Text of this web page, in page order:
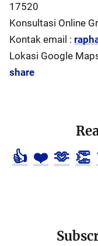
17520
Konsultasi Online
Kontak email :
Lokasi Google
share
👍 ❤️ 🫶 👏